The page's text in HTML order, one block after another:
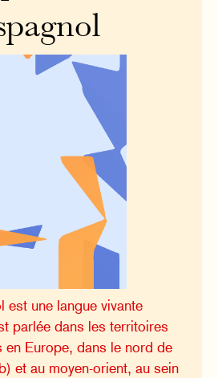
est une langue vivante
parlée dans les territoires
en Europe, dans le nord de
et au moyen-orient, au sein